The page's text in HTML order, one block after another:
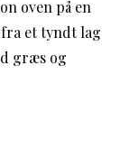
oven på en
et tyndt lag
græs og